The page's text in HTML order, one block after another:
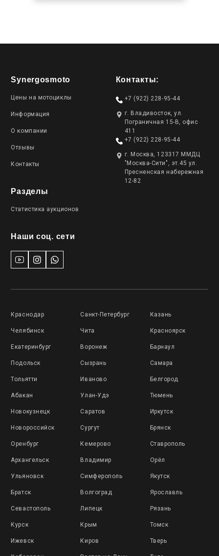
Synergosmoto
Цены на мотоциклы
Информация
О компании
Отзывы
Контакты
Разделы
Статистика аукционов
Наши соц. сети
Контакты:
+7 (922) 228-95-44
г. Владивосток, ул.
Пограничная 15-В, офис
411
+7 (922) 228-95-44
г. Москва, 123317 ММДЦ
"Москва-Сити", эт.45 ул.
Пресненская набережная
12-82
Краснодар Санкт-Петербург Казань
Челябинск Чита Красноярск
Екатеринбург Воронеж Барнаул
Подольск Сызрань Самара
Тольятти Иваново Белгород
Абакан Улан-Удэ Тюмень
Новокузнецк Саратов Иркутск
Новороссийск Сургут Брянск
Оренбург Кемерово Ставрополь
Архангельск Владимир Орёл
Ульяновск Симферополь Якутск
Братск Волгоград Ярославль
Севастополь Липецк Рязань
Курск Крым Томск
Ижевск Киров Тверь